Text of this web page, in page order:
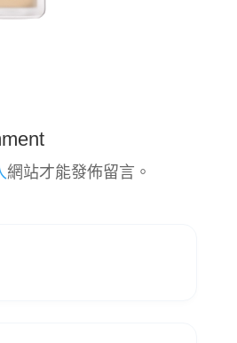
網站才能發佈留言。